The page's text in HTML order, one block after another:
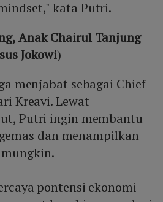
kata Putri.
Anak Chairul Tanjung
Jokowi)
menjabat sebagai Chief
Kreavi. Lewat
Putri ingin membantu
dan menampilkan
pontensi ekonomi